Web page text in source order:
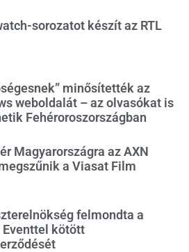
sorozatot készít az RTL
minősítették az
weboldalát – az olvasókat is
Fehéroroszországban
Magyarországra az AXN
a Viasat Film
felmondta a
Eventtel kötött